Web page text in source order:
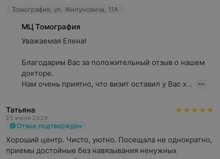
Томография, ул. Жилуновича, 11А
МЦ Томография
Уважаемая Елена!
Благодарим Вас за положительный отзыв о нашем
докторе.
Нам очень приятно, что визит оставил у Вас х...
Татьяна
25 июня 2026
Отзыв подтвержден
Хороший центр. Чисто, уютно. Посещала не однократно,
приемы достойные без навязывания ненужных